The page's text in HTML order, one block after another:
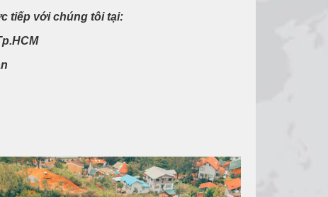
tiếp với chúng tôi tại: